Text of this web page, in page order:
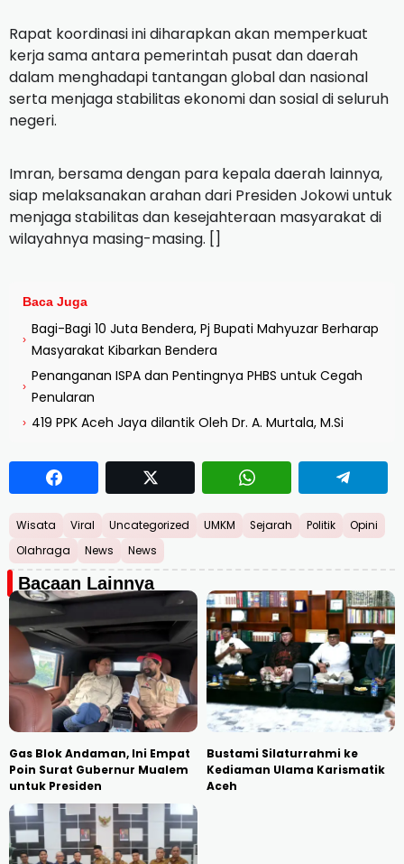
Rapat koordinasi ini diharapkan akan memperkuat
kerja sama antara pemerintah pusat dan daerah
dalam menghadapi tantangan global dan nasional
serta menjaga stabilitas ekonomi dan sosial di seluruh
negeri.
Imran, bersama dengan para kepala daerah lainnya,
siap melaksanakan arahan dari Presiden Jokowi untuk
menjaga stabilitas dan kesejahteraan masyarakat di
wilayahnya masing-masing. []
Baca Juga
›
Bagi-Bagi 10 Juta Bendera, Pj Bupati Mahyuzar Berharap
Masyarakat Kibarkan Bendera
›
Penanganan ISPA dan Pentingnya PHBS untuk Cegah
Penularan
› 419 PPK Aceh Jaya dilantik Oleh Dr. A. Murtala, M.Si
Wisata Viral Uncategorized UMKM Sejarah Politik
Opini
Olahraga
News News
Bacaan Lainnya
Gas Blok Andaman, Ini Empat
Poin Surat Gubernur Mualem
untuk Presiden
Bustami Silaturrahmi ke
Kediaman Ulama Karismatik
Aceh